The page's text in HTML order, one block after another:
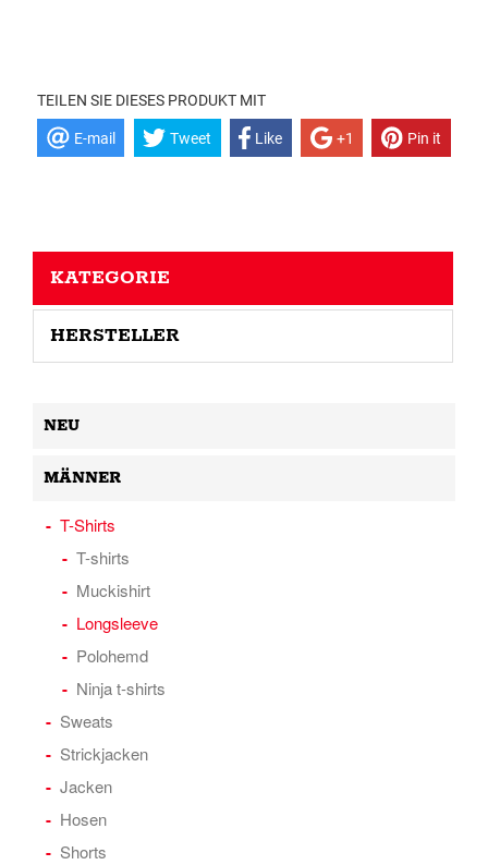
TEILEN SIE DIESES PRODUKT MIT
E-mail Tweet Like +1 Pin it
KATEGORIE
HERSTELLER
NEU
MÄNNER
T-Shirts
T-shirts
Muckishirt
Longsleeve
Polohemd
Ninja t-shirts
Sweats
Strickjacken
Jacken
Hosen
Shorts